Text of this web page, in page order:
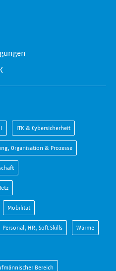
ITK & Cybersicherheit
Organisation & Prozesse
Mobilität
Personal, HR, Soft Skills Wärme
Bereich